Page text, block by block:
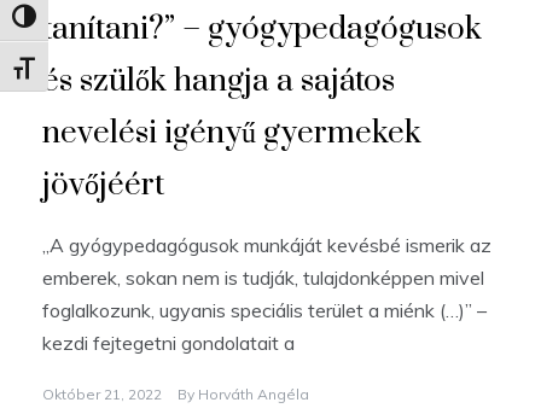
Nagy kontraszt váltása
Betűméret váltása
tanítani?” – gyógypedagógusok
és szülők hangja a sajátos
nevelési igényű gyermekek
jövőjéért
„A gyógypedagógusok munkáját kevésbé ismerik az
emberek, sokan nem is tudják, tulajdonképpen mivel
foglalkozunk, ugyanis speciális terület a miénk (…)” –
kezdi fejtegetni gondolatait a
Október 21, 2022 By Horváth Angéla